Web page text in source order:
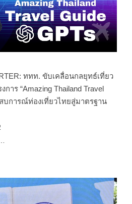
ททท. ขับเคลื่อนกลยุทธ์เที่ยว
าร “Amazing Thailand Travel
บการณ์ท่องเที่ยวไทยสู่มาตรฐาน